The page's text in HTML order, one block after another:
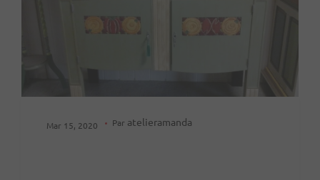
Mar 15, 2020 Par atelieramanda